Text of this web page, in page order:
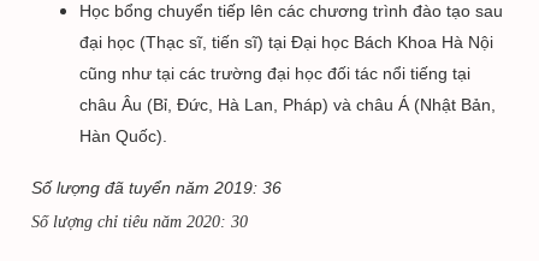
Học bổng chuyển tiếp lên các chương trình đào tạo sau
đại học (Thạc sĩ, tiến sĩ) tại Đại học Bách Khoa Hà Nội
cũng như tại các trường đại học đối tác nổi tiếng tại
châu Âu (Bỉ, Đức, Hà Lan, Pháp) và châu Á (Nhật Bản,
Hàn Quốc).
Số lượng đã tuyển năm 2019: 36
Số lượng chỉ tiêu năm 2020: 30